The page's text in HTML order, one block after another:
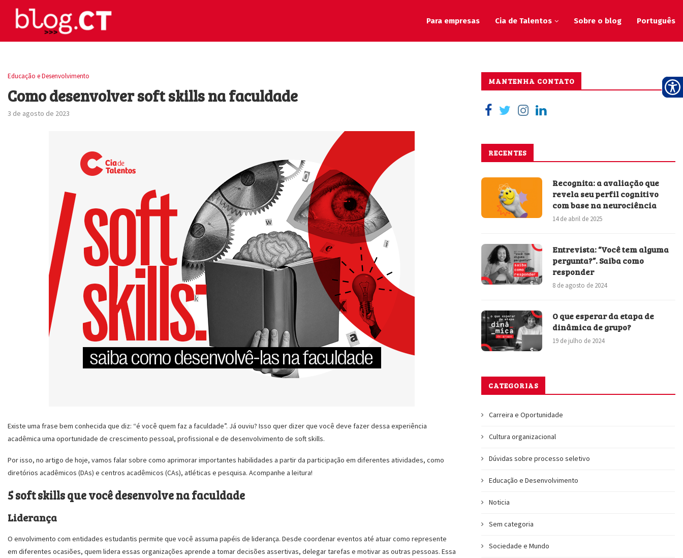
Para empresas Cia de Talentos Sobre o blog Português
Educação e Desenvolvimento
Como desenvolver soft skills na faculdade
3 de agosto de 2023
Existe uma frase bem conhecida que diz: “é você quem faz a faculdade”. Já ouviu? Isso quer dizer que você deve fazer dessa experiência
acadêmica uma oportunidade de crescimento pessoal, profissional e de desenvolvimento de soft skills.
Por isso, no artigo de hoje, vamos falar sobre como aprimorar importantes habilidades a partir da participação em diferentes atividades, como
diretórios acadêmicos (DAs) e centros acadêmicos (CAs), atléticas e pesquisa. Acompanhe a leitura!
5 soft skills que você desenvolve na faculdade
Liderança
O envolvimento com entidades estudantis permite que você assuma papéis de liderança. Desde coordenar eventos até atuar como represente
em diferentes ocasiões, quem lidera essas organizações aprende a tomar decisões assertivas, delegar tarefas e motivar as outras pessoas. Essa
MANTENHA CONTATO
RECENTES
Recognita: a avaliação que
revela seu perfil cognitivo
com base na neurociência
14 de abril de 2025
Entrevista: “Você tem alguma
pergunta?”. Saiba como
responder
8 de agosto de 2024
O que esperar da etapa de
dinâmica de grupo?
19 de julho de 2024
CATEGORIAS
Carreira e Oportunidade
Cultura organizacional
Dúvidas sobre processo seletivo
Educação e Desenvolvimento
Noticia
Sem categoria
Sociedade e Mundo